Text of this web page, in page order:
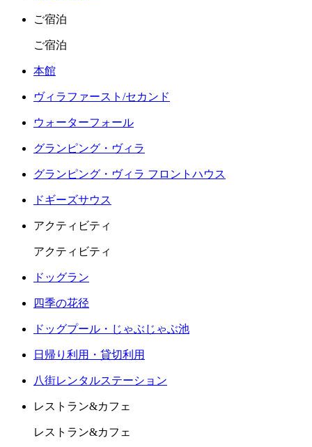
ご宿泊
ご宿泊
本館
ヴィラファースト/セカンド
ウォーターフォール
グランピング・ヴィラ
グランピング・ヴィラ フロントハウス
ドギーズサウス
アクティビティ
アクティビティ
ドッグラン
四季の花径
ドッグプール・じゃぶじゃぶ池
日帰り利用・貸切利用
八街レンタルステーション
レストラン&カフェ
レストラン&カフェ